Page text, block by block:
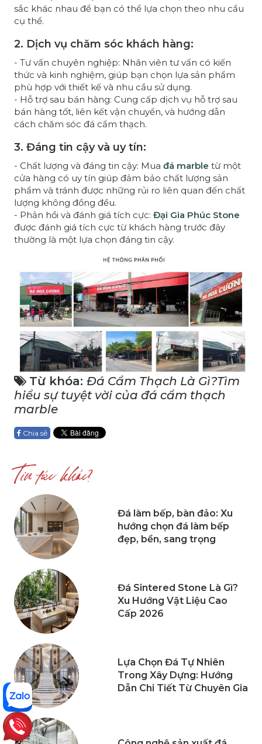
sắc khác nhau để bạn có thể lựa chọn theo nhu cầu
cụ thể.
2. Dịch vụ chăm sóc khách hàng:
- Tư vấn chuyên nghiệp: Nhân viên tư vấn có kiến
thức và kinh nghiệm, giúp bạn chọn lựa sản phẩm
phù hợp với thiết kế và nhu cầu sử dụng.
- Hỗ trợ sau bán hàng: Cung cấp dịch vụ hỗ trợ sau
bán hàng tốt, liên kết vận chuyển, và hướng dẫn
cách chăm sóc đá cẩm thạch.
3. Đáng tin cậy và uy tín:
- Chất lượng và đáng tin cậy: Mua đá marble từ một
cửa hàng có uy tín giúp đảm bảo chất lượng sản
phẩm và tránh được những rủi ro liên quan đến chất
lượng không đồng đều.
- Phản hồi và đánh giá tích cực: Đại Gia Phúc Stone
được đánh giá tích cực từ khách hàng trước đây
thường là một lựa chọn đáng tin cậy.
Từ khóa: Đá Cẩm Thạch Là Gì?Tìm
hiểu sự tuyệt vời của đá cẩm thạch
marble
Chia sẻ
Tin tức khác?
Đá làm bếp, bàn đảo: Xu
hướng chọn đá làm bếp
đẹp, bền, sang trọng
Đá Sintered Stone Là Gì?
Xu Hướng Vật Liệu Cao
Cấp 2026
Lựa Chọn Đá Tự Nhiên
Trong Xây Dựng: Hướng
Dẫn Chi Tiết Từ Chuyên Gia